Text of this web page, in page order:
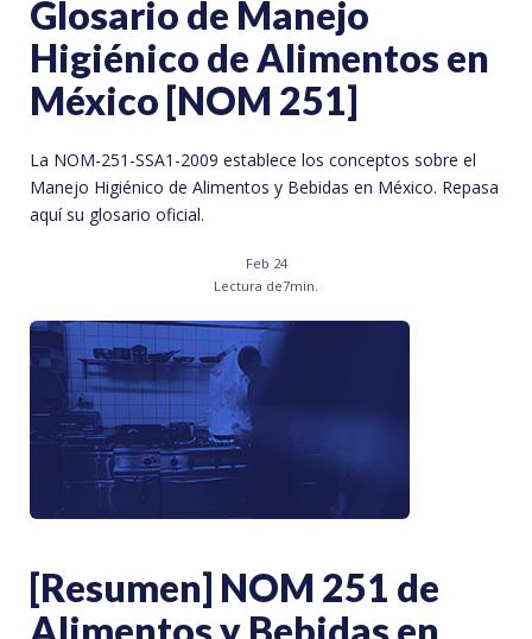
Glosario de Manejo
Higiénico de Alimentos en
México [NOM 251]
La NOM-251-SSA1-2009 establece los conceptos sobre el
Manejo Higiénico de Alimentos y Bebidas en México. Repasa
aquí su glosario oficial.
Feb 24
Lectura de7min.
[Resumen] NOM 251 de